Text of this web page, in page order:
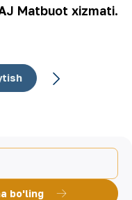
Matbuot xizmati.
bo'ling